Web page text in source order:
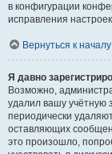
в конфигурации
исправления
Вернуться к началу
Я давно
Возможно,
удалил вашу учётную
периодически
оставляющих
это произошло,